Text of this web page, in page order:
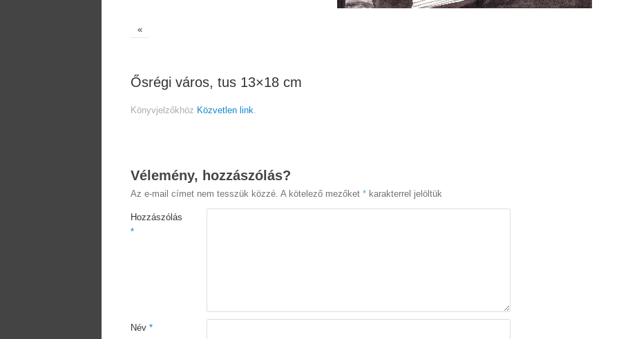
«
Ősrégi város, tus 13×18 cm
Könyvjelzőkhöz Közvetlen link.
Vélemény, hozzászólás?
Az e-mail címet nem tesszük közzé. A kötelező mezőket * karakterrel jelöltük
Hozzászólás
*
Név *